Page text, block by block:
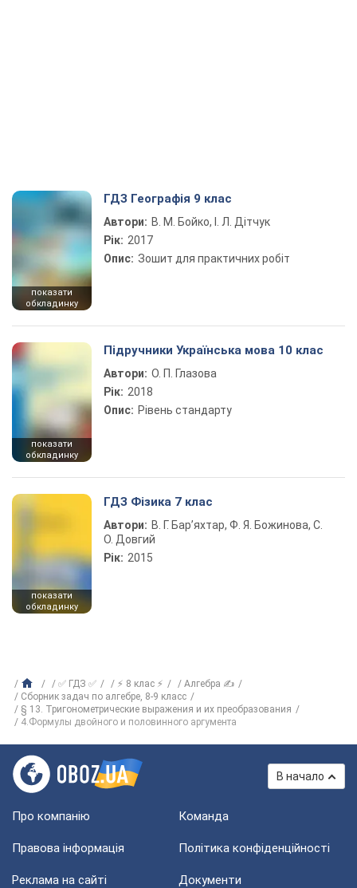
показати
обкладинку
ГДЗ Географія 9 клас
Автори: В. М. Бойко, І. Л. Дітчук
Рік: 2017
Опис: Зошит для практичних робіт
показати
обкладинку
Підручники Українська мова 10 клас
Автори: О. П. Глазова
Рік: 2018
Опис: Рівень стандарту
показати
обкладинку
ГДЗ Фізика 7 клас
Автори: В. Г. Бар’яхтар, Ф. Я. Божинова, С.
О. Довгий
Рік: 2015
✅ ГДЗ ✅ ⚡ 8 клас ⚡
Алгебра ✍
Сборник задач по алгебре, 8-9 класс
§ 13. Тригонометрические выражения и их преобразования
4.Формулы двойного и половинного аргумента
В начало
Про компанію Команда
Правова інформація Політика конфіденційності
Реклама на сайті Документи